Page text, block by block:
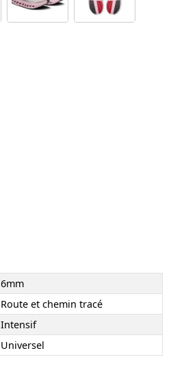
6mm
Route et chemin tracé
Intensif
Universel